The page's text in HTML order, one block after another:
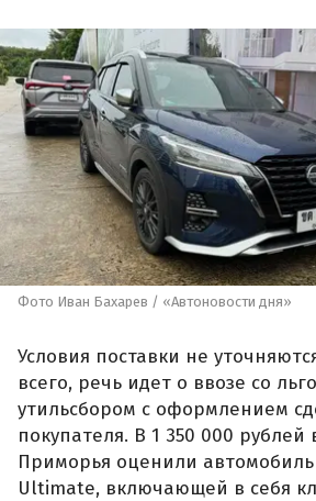
Фото Иван Бахарев / «Автоновости дня»
Условия поставки не
всего, речь идет о ввозе со
утильсбором с оформлением
покупателя. В 1 350 000 рублей
Приморья оценили
Ultimate, включающей в себя